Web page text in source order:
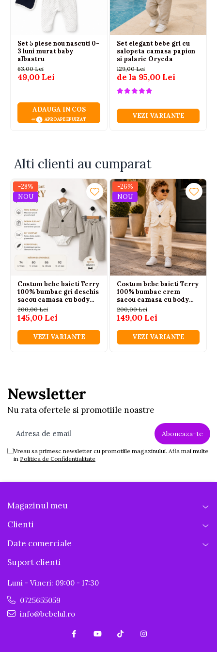
Set 5 piese nou nascuti 0-
3 luni murat baby
albastru
63,00 Lei
49,00 Lei
ADAUGA IN COS
APROAPE EPUIZAT
Set elegant bebe gri cu
salopeta camasa papion
si palarie Oryeda
129,00 Lei
de la 95,00 Lei
VEZI VARIANTE
Alti clienti au cumparat
-28%
NOU
Costum bebe baieti Terry
100% bumbac gri deschis
sacou camasa cu body
papion si pantaloni 6-24
luni
200,00 Lei
145,00 Lei
VEZI VARIANTE
-26%
NOU
Costum bebe baieti Terry
100% bumbac crem
sacou camasa cu body
papion si pantaloni 6-24
luni
200,00 Lei
149,00 Lei
VEZI VARIANTE
Newsletter
Nu rata ofertele si promotiile noastre
Vreau sa primesc newsletter cu promotiile magazinului. Afla mai multe
in Politica de Confidentialitate
Magazinul meu
Clienti
Date comerciale
Suport clienti
Luni - Vineri: 09:00 - 17:30
0725655059
info@bebelul.ro